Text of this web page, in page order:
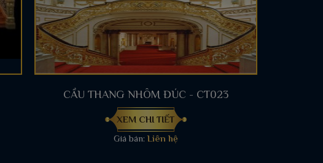
CẦU THANG NHÔM ĐÚC - CT023
XEM CHI TIẾT
Giá bán: Liên hệ